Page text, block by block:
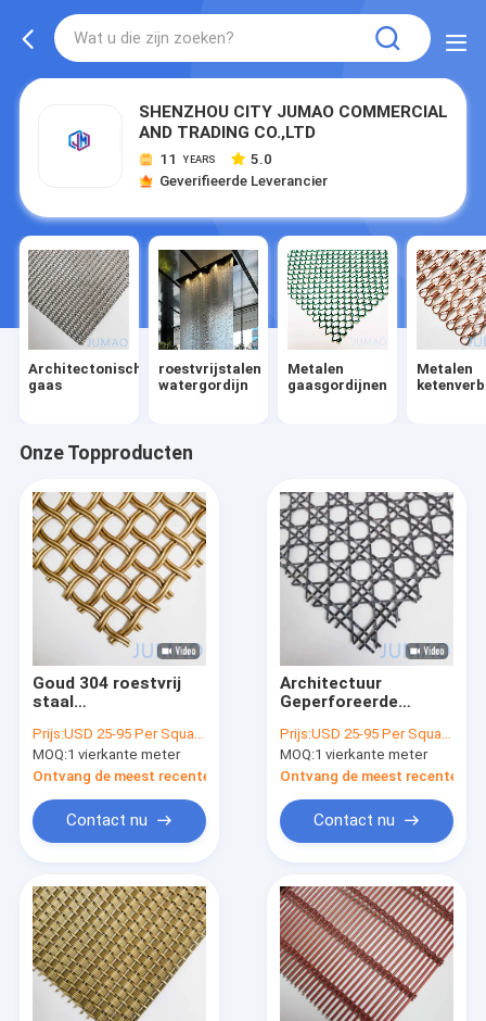
SHENZHOU CITY JUMAO COMMERCIAL
AND TRADING CO.,LTD
11 YEARS
5.0
Geverifieerde Leverancier
Architectonisch
gaas
roestvrijstalen
watergordijn
Metalen
gaasgordijnen
Metalen
Onze Topproducten
Goud 304 roestvrij
staal
decoratief gaas
scherm
Prijs:USD 25-95 Per Square Meter
MOQ:1 vierkante meter
Ontvang de meest recente Prijs
Contact nu
Architectuur
Geperforeerde
mesh panelen Draad
scherm Custom
Prijs:USD 25-95 Per Square Meter
MOQ:1 vierkante meter
Ontvang de meest recente
Contact nu